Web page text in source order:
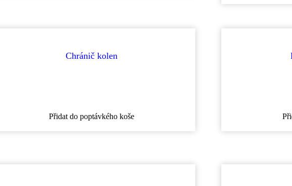
Chránič kolen
Přidat do poptávkého koše